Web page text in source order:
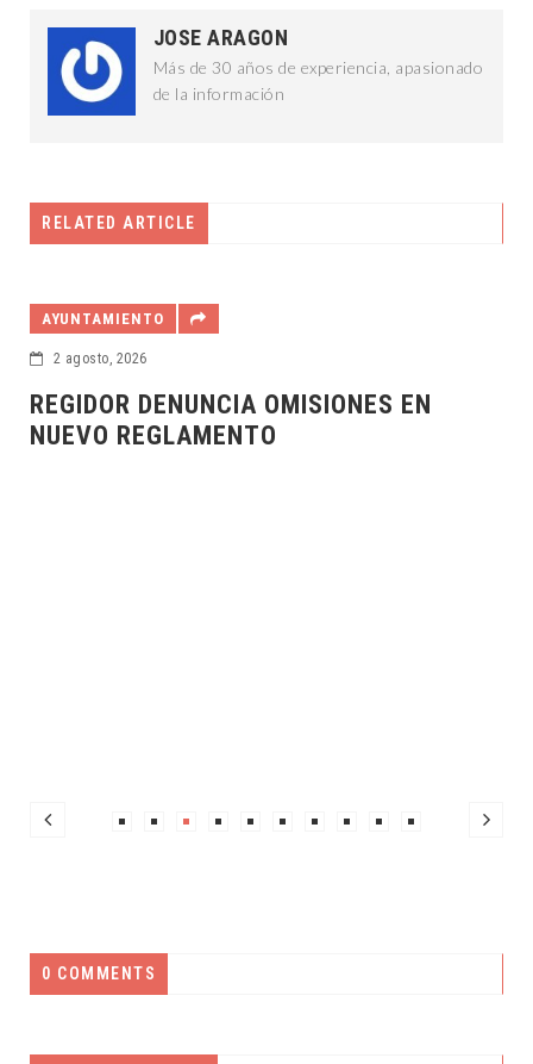
JOSE ARAGON
Más de 30 años de experiencia, apasionado
de la información
RELATED ARTICLE
AYUNTAMIENTO
2 agosto, 2026
REGIDOR DENUNCIA OMISIONES EN
NUEVO REGLAMENTO
0 COMMENTS